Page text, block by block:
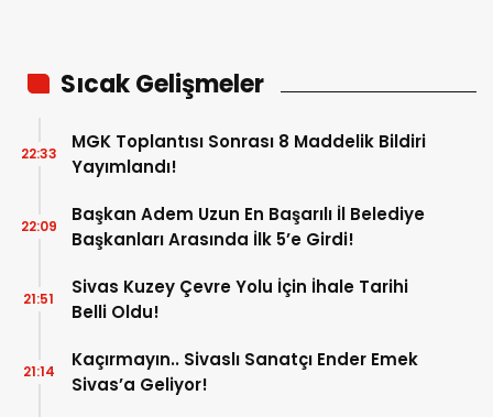
Sıcak Gelişmeler
MGK Toplantısı Sonrası 8 Maddelik Bildiri
Yayımlandı!
22:33
Başkan Adem Uzun En Başarılı İl Belediye
Başkanları Arasında İlk 5’e Girdi!
22:09
Sivas Kuzey Çevre Yolu İçin İhale Tarihi
Belli Oldu!
21:51
Kaçırmayın.. Sivaslı Sanatçı Ender Emek
Sivas’a Geliyor!
21:14